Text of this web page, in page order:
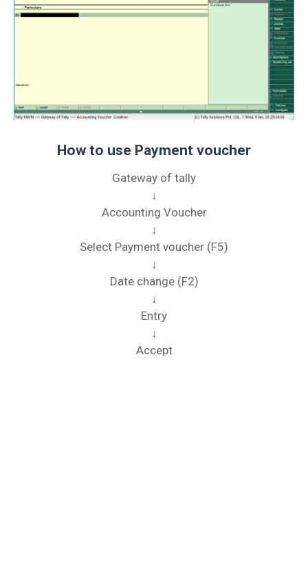
How to use Payment voucher
Gateway of tally
↓
Accounting Voucher
↓
Select Payment voucher (F5)
↓
Date change (F2)
↓
Entry
↓
Accept